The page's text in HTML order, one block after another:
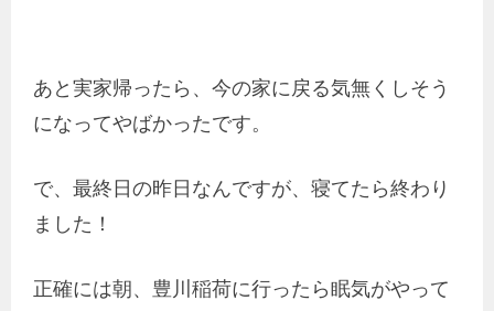
あと実家帰ったら、今の家に戻る気無くしそう
になってやばかったです。
で、最終日の昨日なんですが、寝てたら終わり
ました！
正確には朝、豊川稲荷に行ったら眠気がやって